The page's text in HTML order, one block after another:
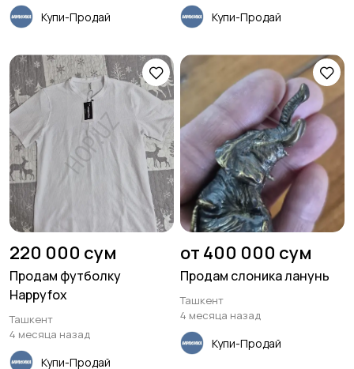
Купи-Продай Купи-Продай
220 000 сум
Продам футболку
Happyfox
Ташкент
4 месяца назад
Купи-Продай
от 400 000 сум
Продам слоника ланунь
Ташкент
4 месяца назад
Купи-Продай